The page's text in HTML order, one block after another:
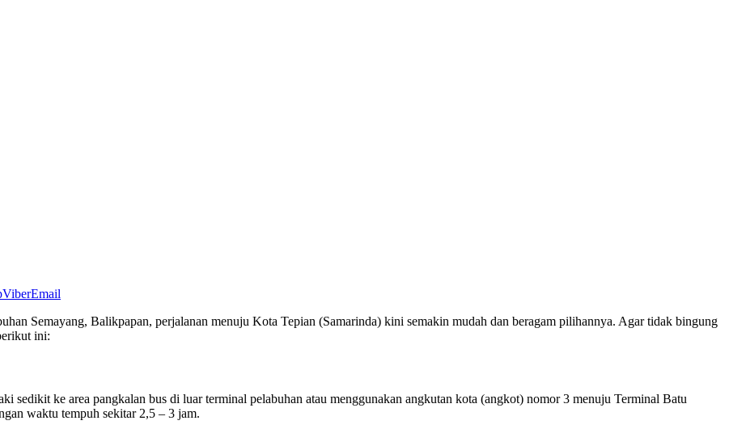
ViberEmail
Semayang, Balikpapan, perjalanan menuju Kota Tepian (Samarinda) kini semakin mudah dan beragam pilihannya. Agar tidak bingung
ini:
sedikit ke area pangkalan bus di luar terminal pelabuhan atau menggunakan angkutan kota (angkot) nomor 3 menuju Terminal Batu
waktu tempuh sekitar 2,5 – 3 jam.